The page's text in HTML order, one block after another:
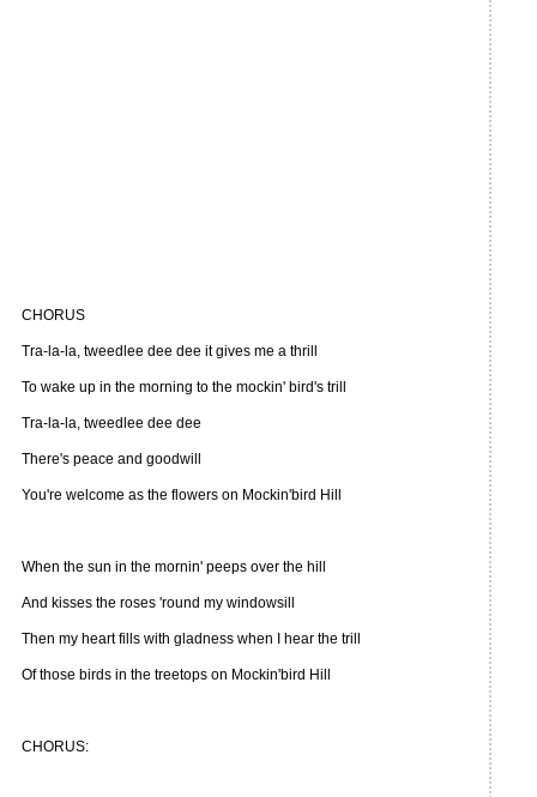
CHORUS
Tra-la-la, tweedlee dee dee it gives me a thrill
To wake up in the morning to the mockin' bird's trill
Tra-la-la, tweedlee dee dee
There's peace and goodwill
You're welcome as the flowers on Mockin'bird Hill
When the sun in the mornin' peeps over the hill
And kisses the roses 'round my windowsill
Then my heart fills with gladness when I hear the trill
Of those birds in the treetops on Mockin'bird Hill
CHORUS: